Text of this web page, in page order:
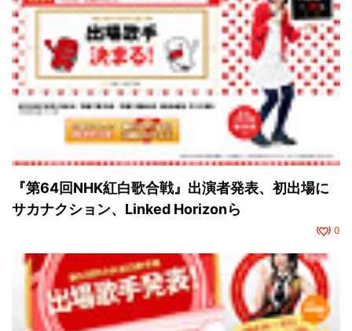
『第64回NHK紅白歌合戦』出演者発表、初出場に
サカナクション、Linked Horizonら
0